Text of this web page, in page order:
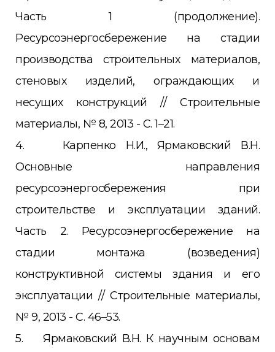
Часть 1 (продолжение).
Ресурсоэнергосбережение на стадии
производства строительных материалов,
стеновых изделий, ограждающих и
несущих конструкций // Строительные
материалы, № 8, 2013 - С. 1–21.
4. Карпенко Н.И., Ярмаковский В.Н.
Основные направления
ресурсоэнергосбережения при
строительстве и эксплуатации зданий.
Часть 2. Ресурсоэнергосбережение на
стадии монтажа (возведения)
конструктивной системы здания и его
эксплуатации // Строительные материалы,
№ 9, 2013 - С. 46–53.
5. Ярмаковский В.Н. К научным основам